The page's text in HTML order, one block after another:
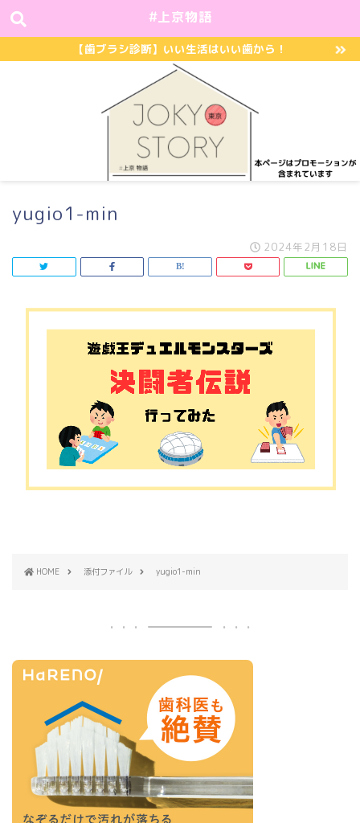
#上京物語
【歯ブラシ診断】いい生活はいい歯から！
yugio1-min
2024年2月18日
HOME 添付ファイル yugio1-min